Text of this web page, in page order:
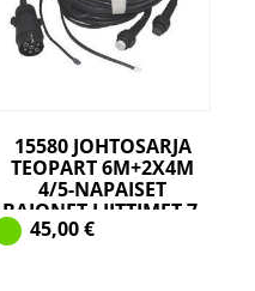
15580 JOHTOSARJA
TEOPART 6M+2X4M
4/5-NAPAISET
BAJONET LIITTIMET 7-
NAPAINEN TÖPSELI
45,00€